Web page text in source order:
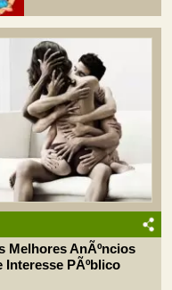
Melhores AnÃºncios
Interesse PÃºblico